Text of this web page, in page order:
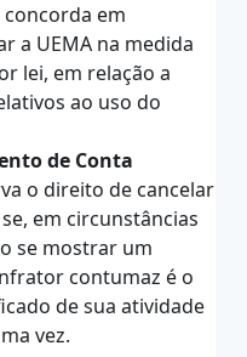
em
a UEMA na medida
lei, em relação a
ao uso do
de Conta
o direito de cancelar
em circunstâncias
se mostrar um
contumaz é o
de sua atividade
vez.